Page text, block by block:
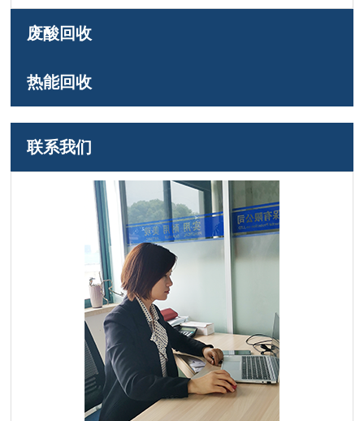
废酸回收
热能回收
联系我们